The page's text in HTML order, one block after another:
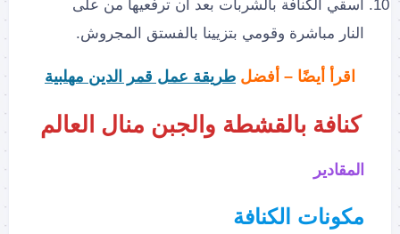
اسقي الكنافة بالشربات بعد أن ترفعيها من على
النار مباشرة وقومي بتزيينا بالفستق المجروش.
اقرأ أيضًا – أفضل طريقة عمل قمر الدين مهلبية
كنافة بالقشطة والجبن منال العالم
المقادير
مكونات الكنافة